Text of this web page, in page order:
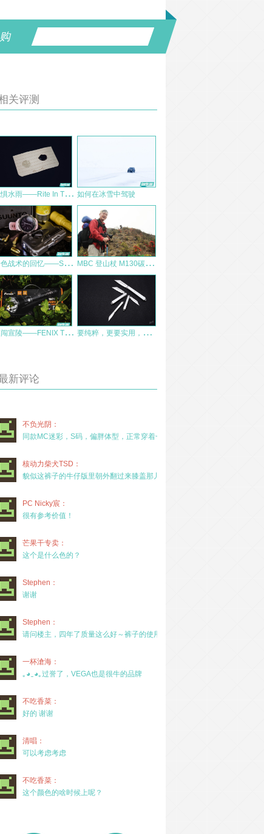
关评测
无
惧水雨——Rite In The Rain全天候防水笔记本 如何在冰雪中驾驶
粉
色战术的回忆——SUUNTO SPARTAN SPORT简测 M
BC 登山杖 M130碳纤维杖 测评报告
夜
闯宣陵——FENIX TK47UE远近双栖手电测评 要
纯粹，更要实用，还要极简风格——三刃木A系列随身小刀评测
新评论
不负光阴：
同款MC迷彩，S码，偏胖体型，正常穿着一年半，没
核动力柴犬TSD：
貌似这裤子的牛仔版里朝外翻过来膝盖那儿有放护膝的
PC Nicky宸：
很有参考价值！
芒果干专卖：
这个是什么色的？
Stephen：
谢谢
Stephen：
请问楼主，四年了质量这么好～裤子的使用率高吗？
一杯滄海：
｡◕‿◕｡过誉了，VEGA也是很牛的品牌
不吃香菜：
好的 谢谢
清唱：
可以考虑考虑
不吃香菜：
这个颜色的啥时候上呢？